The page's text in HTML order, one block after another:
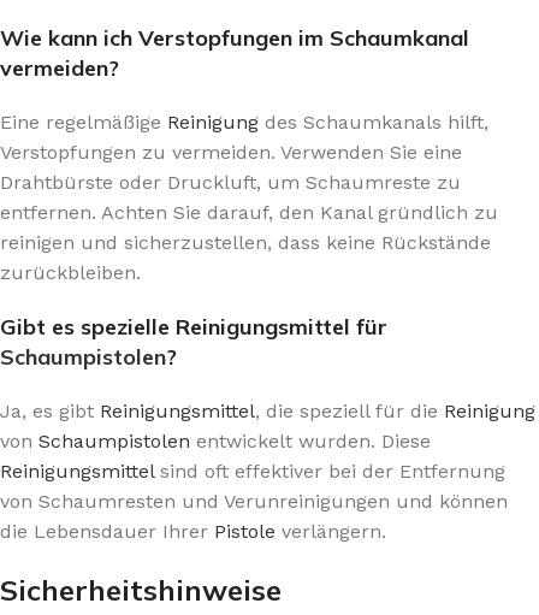
Wie kann ich Verstopfungen im Schaumkanal
vermeiden?
Eine regelmäßige Reinigung des Schaumkanals hilft,
Verstopfungen zu vermeiden. Verwenden Sie eine
Drahtbürste oder Druckluft, um Schaumreste zu
entfernen. Achten Sie darauf, den Kanal gründlich zu
reinigen und sicherzustellen, dass keine Rückstände
zurückbleiben.
Gibt es spezielle Reinigungsmittel für
Schaumpistolen?
Ja, es gibt Reinigungsmittel, die speziell für die Reinigung
von Schaumpistolen entwickelt wurden. Diese
Reinigungsmittelsind oft effektiver bei der Entfernung
von Schaumresten und Verunreinigungen und können
die Lebensdauer Ihrer Pistole verlängern.
Sicherheitshinweise